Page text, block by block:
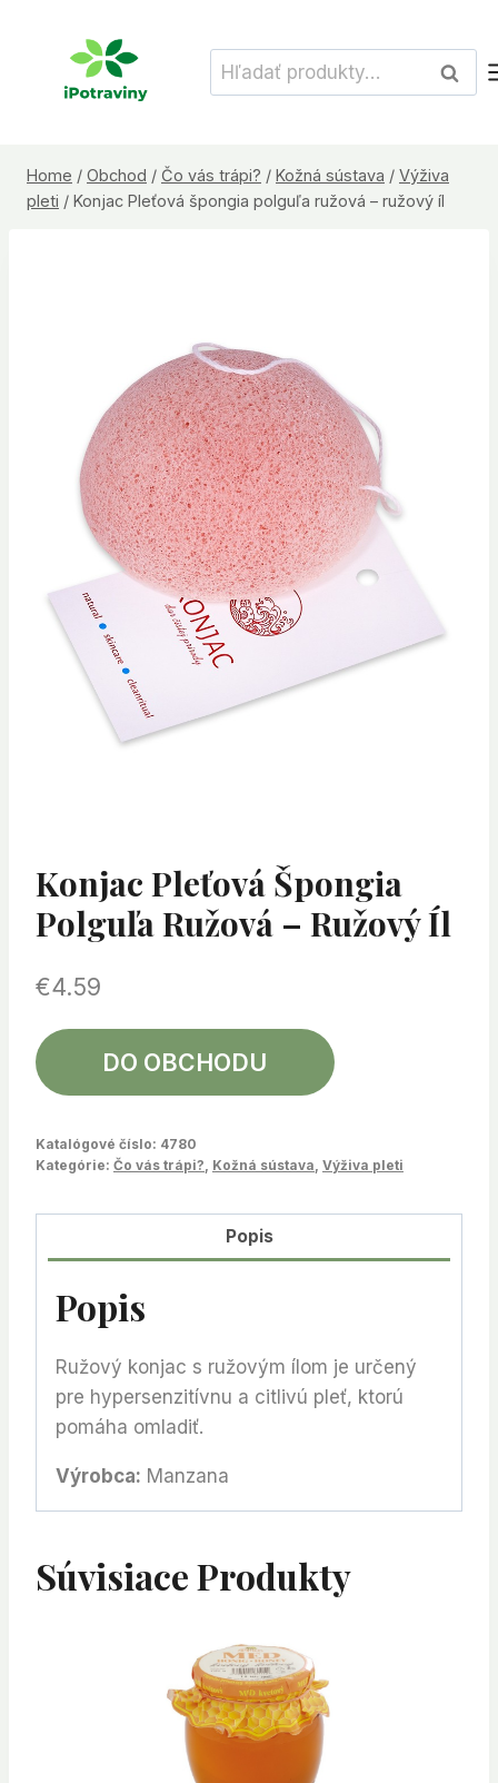
Hľadať:
Home / Obchod / Čo vás trápi? / Kožná sústava / Výživa
pleti / Konjac Pleťová špongia polguľa ružová – ružový íl
Konjac Pleťová Špongia
Polguľa Ružová – Ružový Íl
€4.59
DO OBCHODU
Katalógové číslo: 4780
Kategórie: Čo vás trápi? Kožná sústava Výživa pleti
Popis
Popis
Ružový konjac s ružovým ílom je určený
pre hypersenzitívnu a citlivú pleť, ktorú
pomáha omladiť.
Výrobca: Manzana
Súvisiace Produkty